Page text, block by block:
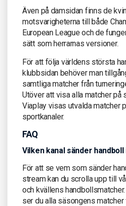
Även på damsidan finns de
motsvarigheterna till både
European League och de
sätt som herrarnas versioner.
För att följa världens största
klubbsidan behöver man
samtliga matcher från
Utöver att visa alla matcher på
Viaplay visas utvalda matcher
sportkanaler.
FAQ
Vilken kanal sänder handboll
För att se vem som sänder
stream kan du scrolla upp till
och kvällens
ser du alla säsongens